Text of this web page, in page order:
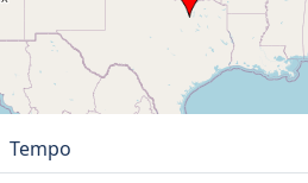
Tempo